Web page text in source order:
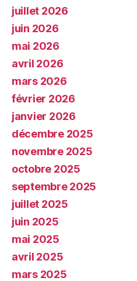
juillet 2026
juin 2026
mai 2026
avril 2026
mars 2026
février 2026
janvier 2026
décembre 2025
novembre 2025
octobre 2025
septembre 2025
juillet 2025
juin 2025
mai 2025
avril 2025
mars 2025